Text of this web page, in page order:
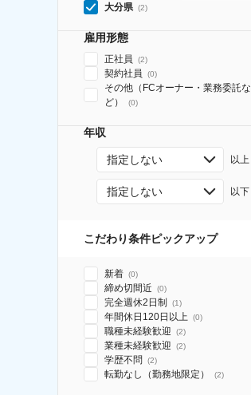
大分県 (2)
雇用形態
正社員 (2)
契約社員 (0)
その他（FCオーナー・業務委託な
ど）
(0)
年収
指定しない 以上
指定しない 以下
こだわり条件ピックアップ
新着 (0)
締め切間近 (0)
完全週休2日制 (1)
年間休日120日以上 (0)
職種未経験歓迎 (2)
業種未経験歓迎 (2)
学歴不問 (2)
転勤なし（勤務地限定） (2)